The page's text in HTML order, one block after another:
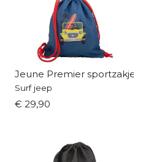
Jeune Premier sportzakje
Surf jeep
€ 29,90